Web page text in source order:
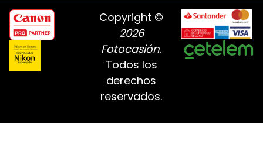
Copyright ©
2026
Fotocasión.
Todos los
derechos
reservados.